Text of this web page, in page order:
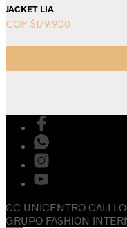
JACKET LIA
COP $179.900
CC UNICENTRO CALI
GRUPO FASHION